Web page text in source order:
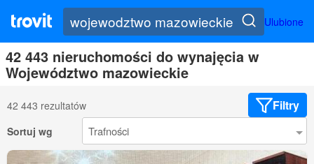
Ulubione
42 443 nieruchomości do wynajęcia w
Województwo mazowieckie
42 443 rezultatów Filtry
Sortuj wg